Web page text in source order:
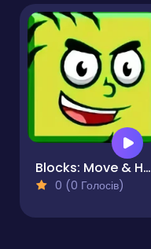
Blocks: Move & Hit - PRO
0 (0 Голосів)